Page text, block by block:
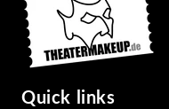
Quick links